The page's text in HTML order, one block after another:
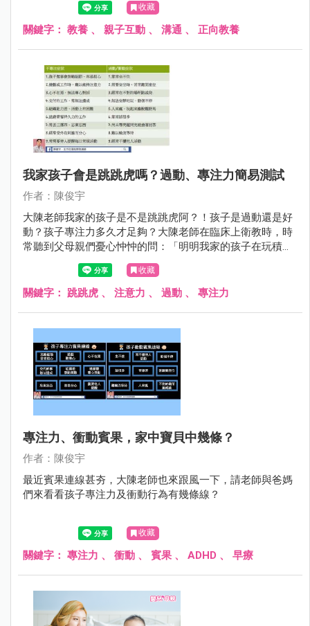
收藏
關鍵字： 教養 、 親子互動 、 溝通 、 正向教養
我家孩子會是跳跳虎嗎？過動、專注力簡易測試
作者：陳俊宇
大陳老師我家的孩子是不是跳跳虎阿？！孩子是過動還是好
動？孩子專注力多久才足夠？大陳老師在臨床上衛教時，時
常聽到父母親們憂心忡忡的問：「明明我家的孩子在玩積木
時可以很專心，但在學校老師一直說他靜不下來，真的很讓
我困擾，我家的孩子到底有沒有問題啊？」
收藏
關鍵字： 跳跳虎 、 注意力 、 過動 、 專注力
專注力、衝動賓果，家中寶貝中幾條？
作者：陳俊宇
最近賓果連線甚夯，大陳老師也來跟風一下，請老師與爸媽
們來看看孩子專注力及衝動行為有幾條線？
收藏
關鍵字： 專注力 、 衝動 、 賓果 、 ADHD 、 早療